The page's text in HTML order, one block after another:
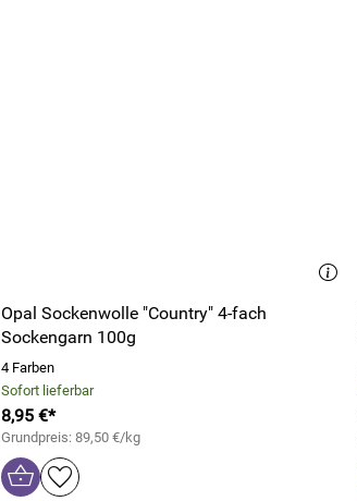
Opal Sockenwolle "Country" 4-fach
Sockengarn 100g
4 Farben
Sofort lieferbar
8,95 €*
Grundpreis: 89,50 €/kg